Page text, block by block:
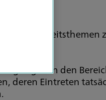
in den
deren Eintreten